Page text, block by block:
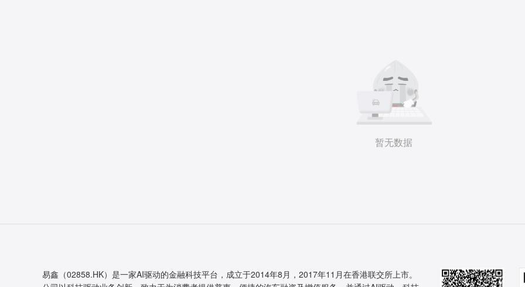
暂无数据
易鑫（02858.HK）是一家AI驱动的金融科技平台，成立于2014年8月，2017年11月在香港联交所上市。